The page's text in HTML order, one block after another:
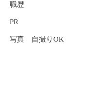
職歴
PR
写真 自撮りOK